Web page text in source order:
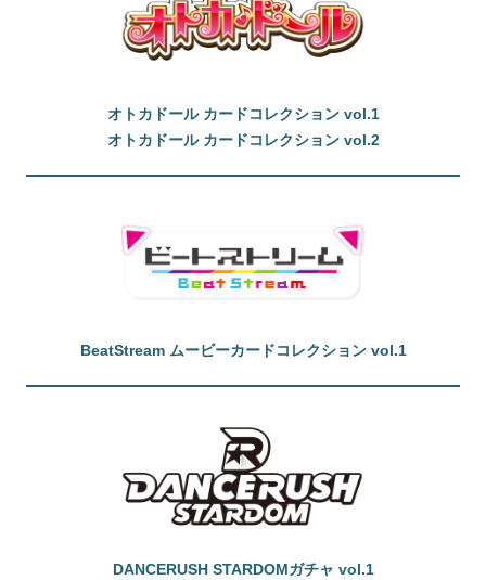
オトカドール カードコレクション vol.1
オトカドール カードコレクション vol.2
BeatStream ムービーカードコレクション vol.1
DANCERUSH STARDOMガチャ vol.1